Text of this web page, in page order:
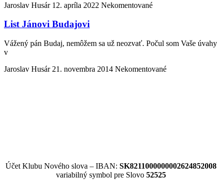
Jaroslav Husár 12. apríla 2022 Nekomentované
List Jánovi Budajovi
Vážený pán Budaj, nemôžem sa už neozvať. Počul som Vaše úvahy
v
Jaroslav Husár 21. novembra 2014 Nekomentované
Účet Klubu Nového slova – IBAN: SK8211000000002624852008
variabilný symbol pre Slovo 52525